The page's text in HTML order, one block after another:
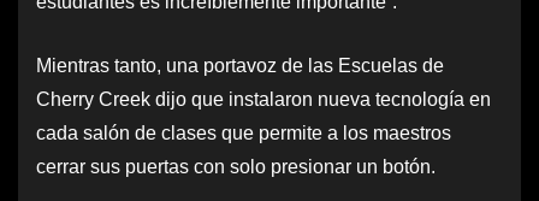
Mientras tanto, una portavoz de las Escuelas de
Cherry Creek dijo que instalaron nueva tecnología en
cada salón de clases que permite a los maestros
cerrar sus puertas con solo presionar un botón.